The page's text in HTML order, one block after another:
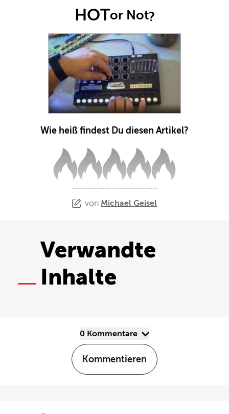
HOTor Not?
Wie heiß findest Du diesen Artikel?
von Michael Geisel
Verwandte
Inhalte
0 Kommentare
Kommentieren